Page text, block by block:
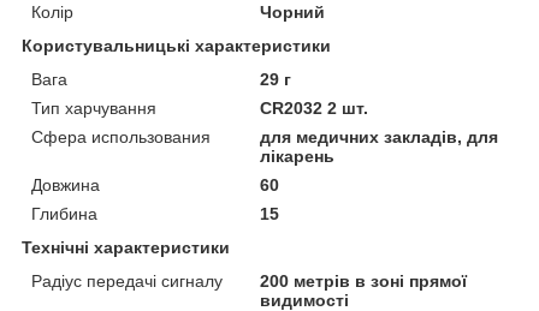
Колір
Чорний
Користувальницькі характеристики
Вага
29 г
Тип харчування
CR2032 2 шт.
Сфера использования
для медичних закладів, для
лікарень
Довжина
60
Глибина
15
Технічні характеристики
Радіус передачі сигналу
200 метрів в зоні прямої
видимості